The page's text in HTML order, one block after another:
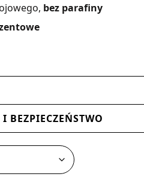
bez parafiny
BEZPIECZEŃSTWO